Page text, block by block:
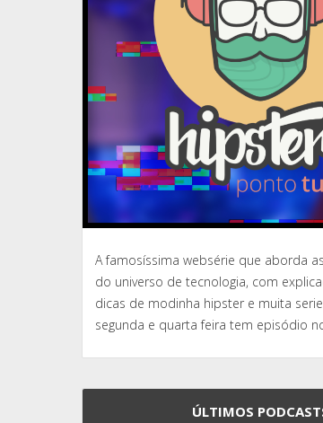
A famosíssima websérie que aborda
do universo de tecnologia, com
dicas de modinha hipster e muita
segunda e quarta feira tem episódio
ÚLTIMOS